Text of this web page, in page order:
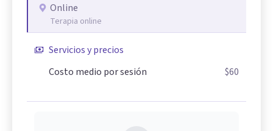
Online
Terapia online
Servicios y precios
Costo medio por sesión
$60